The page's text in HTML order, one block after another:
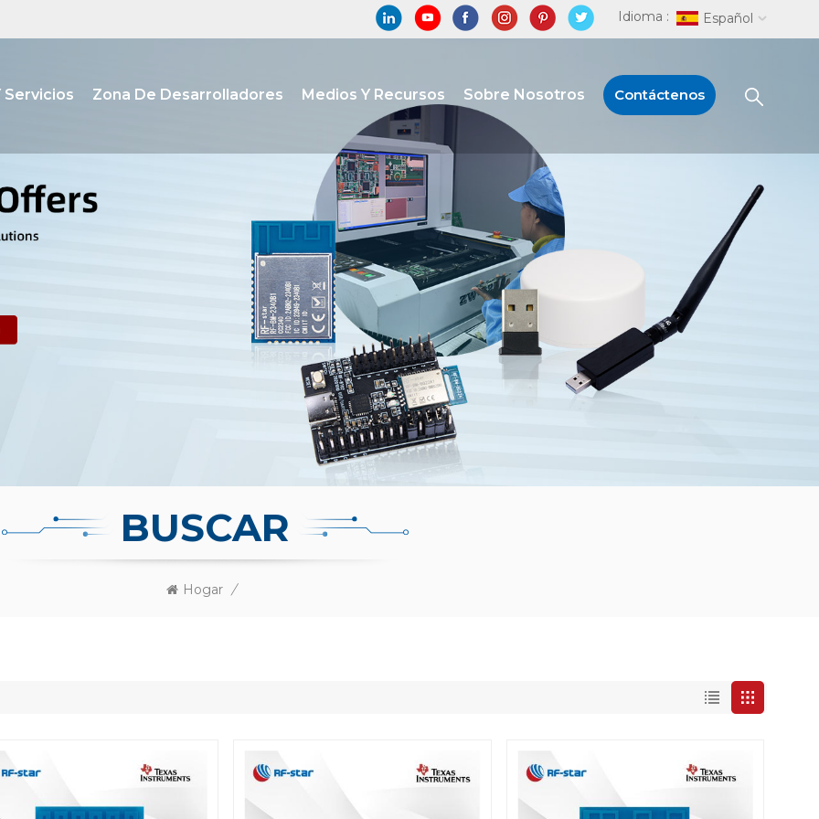
Idioma : Español
Servicios Zona De Desarrolladores Medios Y Recursos Sobre Nosotros Contáctenos
BUSCAR
Hogar /